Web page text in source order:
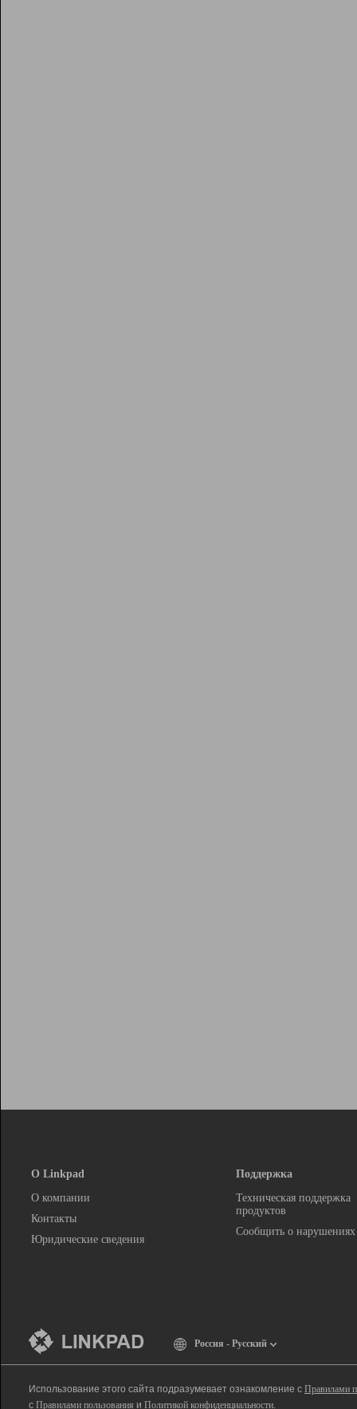
О Linkpad
О компании
Контакты
Юридические сведения
Поддержка
Техническая поддержка
продуктов
Сообщить о нарушениях
Россия - Русский
Использование этого сайта подразумевает ознакомление с Правилами
с Правилами пользования и Политикой конфиденциальности.